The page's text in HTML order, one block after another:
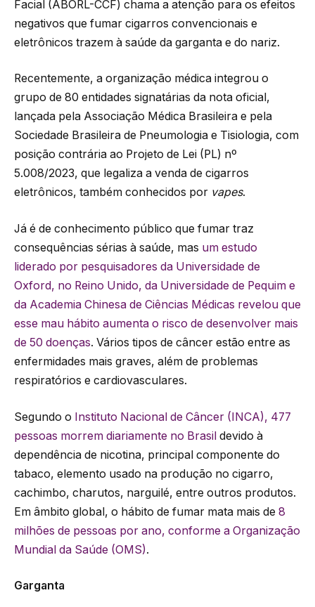
Facial (ABORL-CCF) chama a atenção para os efeitos
negativos que fumar cigarros convencionais e
eletrônicos trazem à saúde da garganta e do nariz.
Recentemente, a organização médica integrou o
grupo de 80 entidades signatárias da nota oficial,
lançada pela Associação Médica Brasileira e pela
Sociedade Brasileira de Pneumologia e Tisiologia, com
posição contrária ao Projeto de Lei (PL) nº
5.008/2023, que legaliza a venda de cigarros
eletrônicos, também conhecidos por vapes.
Já é de conhecimento público que fumar traz
consequências sérias à saúde, mas um estudo
liderado por pesquisadores da Universidade de
Oxford, no Reino Unido, da Universidade de Pequim e
da Academia Chinesa de Ciências Médicas revelou que
esse mau hábito aumenta o risco de desenvolver mais
de 50 doenças. Vários tipos de câncer estão entre as
enfermidades mais graves, além de problemas
respiratórios e cardiovasculares.
Segundo o Instituto Nacional de Câncer (INCA), 477
pessoas morrem diariamente no Brasil devido à
dependência de nicotina, principal componente do
tabaco, elemento usado na produção no cigarro,
cachimbo, charutos, narguilé, entre outros produtos.
Em âmbito global, o hábito de fumar mata mais de 8
milhões de pessoas por ano, conforme a Organização
Mundial da Saúde (OMS).
Garganta